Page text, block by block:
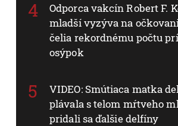
Odporca vakcín Robert F.
mladší vyzýva na
čelia rekordnému počtu
osýpok
VIDEO: Smútiaca matka
plávala s telom mŕtveho
pridali sa ďalšie delfíny